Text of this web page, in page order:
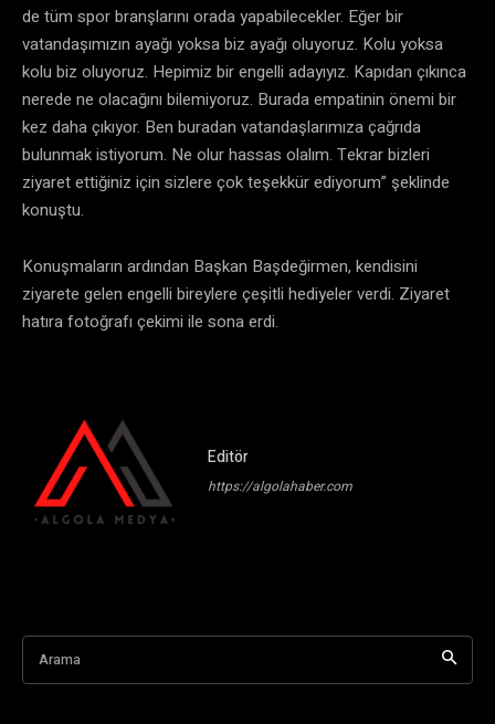
de tüm spor branşlarını orada yapabilecekler. Eğer bir
vatandaşımızın ayağı yoksa biz ayağı oluyoruz. Kolu yoksa
kolu biz oluyoruz. Hepimiz bir engelli adayıyız. Kapıdan çıkınca
nerede ne olacağını bilemiyoruz. Burada empatinin önemi bir
kez daha çıkıyor. Ben buradan vatandaşlarımıza çağrıda
bulunmak istiyorum. Ne olur hassas olalım. Tekrar bizleri
ziyaret ettiğiniz için sizlere çok teşekkür ediyorum” şeklinde
konuştu.
Konuşmaların ardından Başkan Başdeğirmen, kendisini
ziyarete gelen engelli bireylere çeşitli hediyeler verdi. Ziyaret
hatıra fotoğrafı çekimi ile sona erdi.
Editör
https://algolahaber.com
Arama